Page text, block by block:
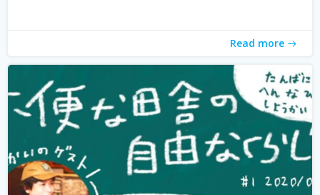
Read more